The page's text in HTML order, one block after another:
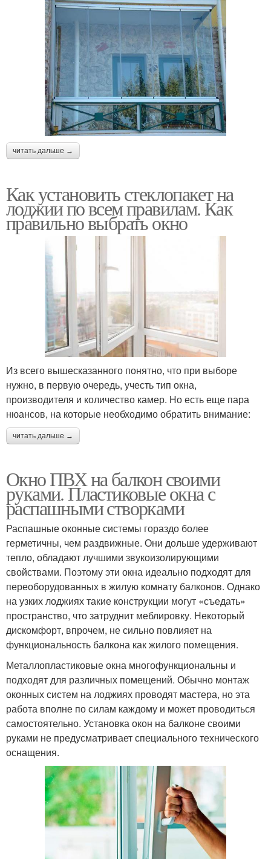
читать дальше →
Как установить стеклопакет на
лоджии по всем правилам. Как
правильно выбрать окно
Из всего вышесказанного понятно, что при выборе
нужно, в первую очередь, учесть тип окна,
производителя и количество камер. Но есть еще пара
нюансов, на которые необходимо обратить внимание:
читать дальше →
Окно ПВХ на балкон своими
руками. Пластиковые окна с
распашными створками
Распашные оконные системы гораздо более
герметичны, чем раздвижные. Они дольше удерживают
тепло, обладают лучшими звукоизолирующими
свойствами. Поэтому эти окна идеально подходят для
переоборудованных в жилую комнату балконов. Однако
на узких лоджиях такие конструкции могут «съедать»
пространство, что затруднит меблировку. Некоторый
дискомфорт, впрочем, не сильно повлияет на
функциональность балкона как жилого помещения.
Металлопластиковые окна многофункциональны и
подходят для различных помещений. Обычно монтаж
оконных систем на лоджиях проводят мастера, но эта
работа вполне по силам каждому и может проводиться
самостоятельно. Установка окон на балконе своими
руками не предусматривает специального технического
оснащения.